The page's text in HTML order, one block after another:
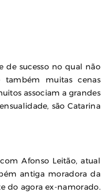
de sucesso no qual não
também muitas cenas
associam a grandes
são Catarina
Afonso Leitão, atual
antiga moradora da
do agora ex-namorado.